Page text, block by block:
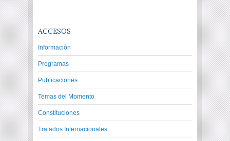
ACCESOS
Información
Programas
Publicaciones
Temas del Momento
Constituciones
Tratados Internacionales